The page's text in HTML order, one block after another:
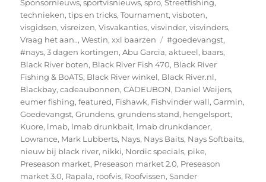
Sponsornieuws,sportvisnieuws,spro,Streetfishing,
technieken,tips en tricks,Tournament,visboten,
visgidsen,visreizen,Visvakanties,visvinder,visvinders,
Vraag het aan..,Westin,xxl baarzen Tags
#goedevangst,
#nays,3 dagen kortingen,Abu Garcia,aktueel, baars,
Black River boten, Black River Fish 470, Black River
Fishing & BoATS, Black River winkel, Black River.nl,
Blackbay,cadeaubonnen,CADEUBON, Daniel Weijers,
eumer fishing,featured, Fishawk, Fishvinder wall,Garmin,
Goedevangst,Grundens,grundens stand, hengelsport,
Kuore, lmab, lmab drunkbait, lmab drunkdancer,
Lowrance, Mark Lubberts, Nays, Nays Baits, Nays Softbaits,
nieuw bij black river, nikki, Nordic specials, pike,
Preseason market, Preseason market 2.0, Preseason
market 3.0, Rapala, roofvis, Roofvissen,Sander